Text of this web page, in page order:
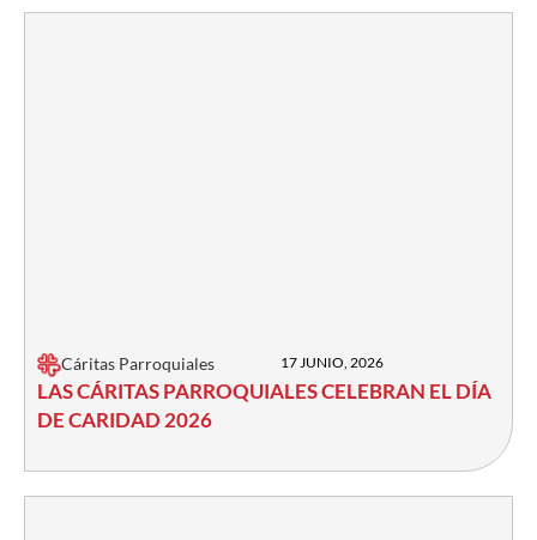
Cáritas Parroquiales 17 JUNIO, 2026
LAS CÁRITAS PARROQUIALES CELEBRAN EL DÍA
DE CARIDAD 2026